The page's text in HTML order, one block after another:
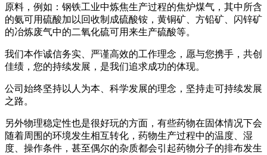
原料，例如：钢铁工业中炼焦生产过程的焦炉煤气，其中所含
的氨可用硫酸加以回收制成硫酸铵，黄铜矿、方铅矿、闪锌矿
的冶炼废气中的二氧化硫可用来生产硫酸等。
我们本作诚信务实、严谨高效的工作理念，愿与您携手，共创
佳绩，您的持续发展，是我们追求成功的体现。
公司始终坚持以人为本、科学发展的理念，坚持走可持续发展
之路。
另外物理稳定性也是很好玩的方面，有些药物在固体情况下会
随着周围的环境发生相互转化，药物生产过程中的温度、湿
度、操作条件，甚至偶尔的杂质都会引起药物分子的排布发生